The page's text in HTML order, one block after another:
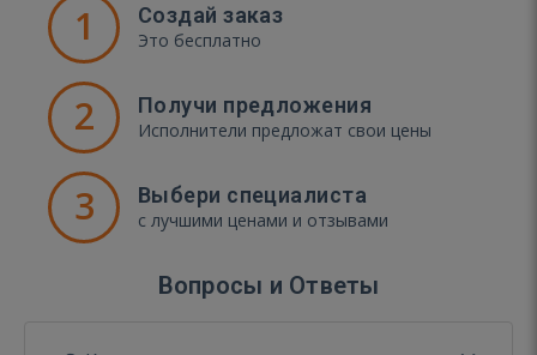
1 Создай заказ
Это бесплатно
2 Получи предложения
Исполнители предложат свои цены
3 Выбери специалиста
с лучшими ценами и отзывами
Вопросы и Ответы